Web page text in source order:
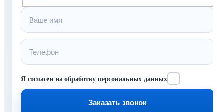
Я согласен на обработку персональных данных